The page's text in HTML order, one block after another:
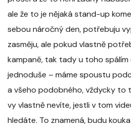
ale že to je nějaká stand-up
sebou náročný den, potřebuju
zasměju, ale pokud vlastně
kampaně, tak tady u toho spálím
jednoduše – máme spoustu
a všeho podobného, vždycky to
vy vlastně nevíte, jestli v tom
hledáte. To znamená, budu